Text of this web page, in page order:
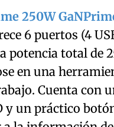
250W
6 puertos (4
potencia total de
en una
Cuenta con
y un práctico